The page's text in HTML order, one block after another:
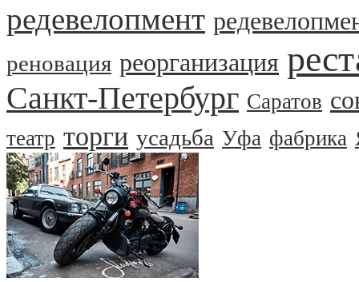
редевелопмент
реновация реорганизация
Санкт-Петербург Саратов
театр торги усадьба Уфа фабрика